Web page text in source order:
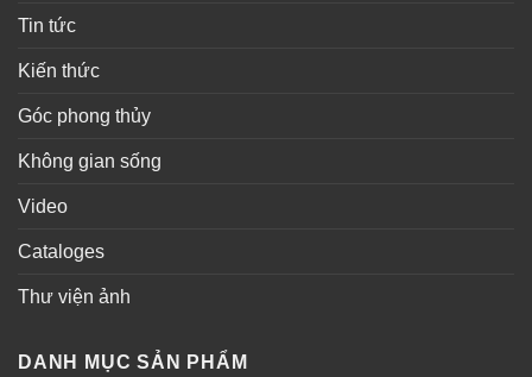
Tin tức
Kiến thức
Góc phong thủy
Không gian sống
Video
Cataloges
Thư viện ảnh
DANH MỤC SẢN PHẨM